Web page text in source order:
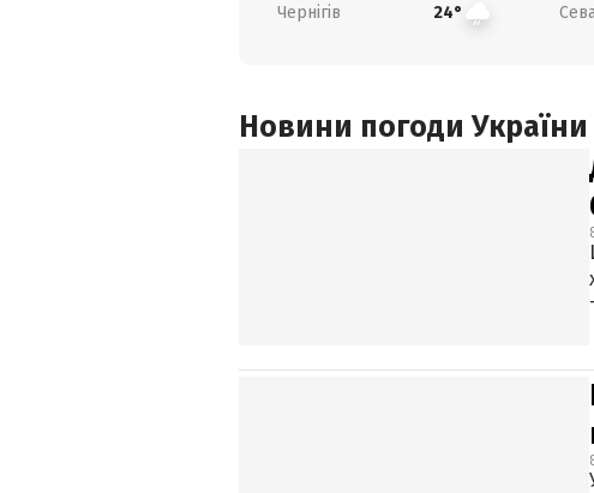
Чернігів 24°
Новини погоди України